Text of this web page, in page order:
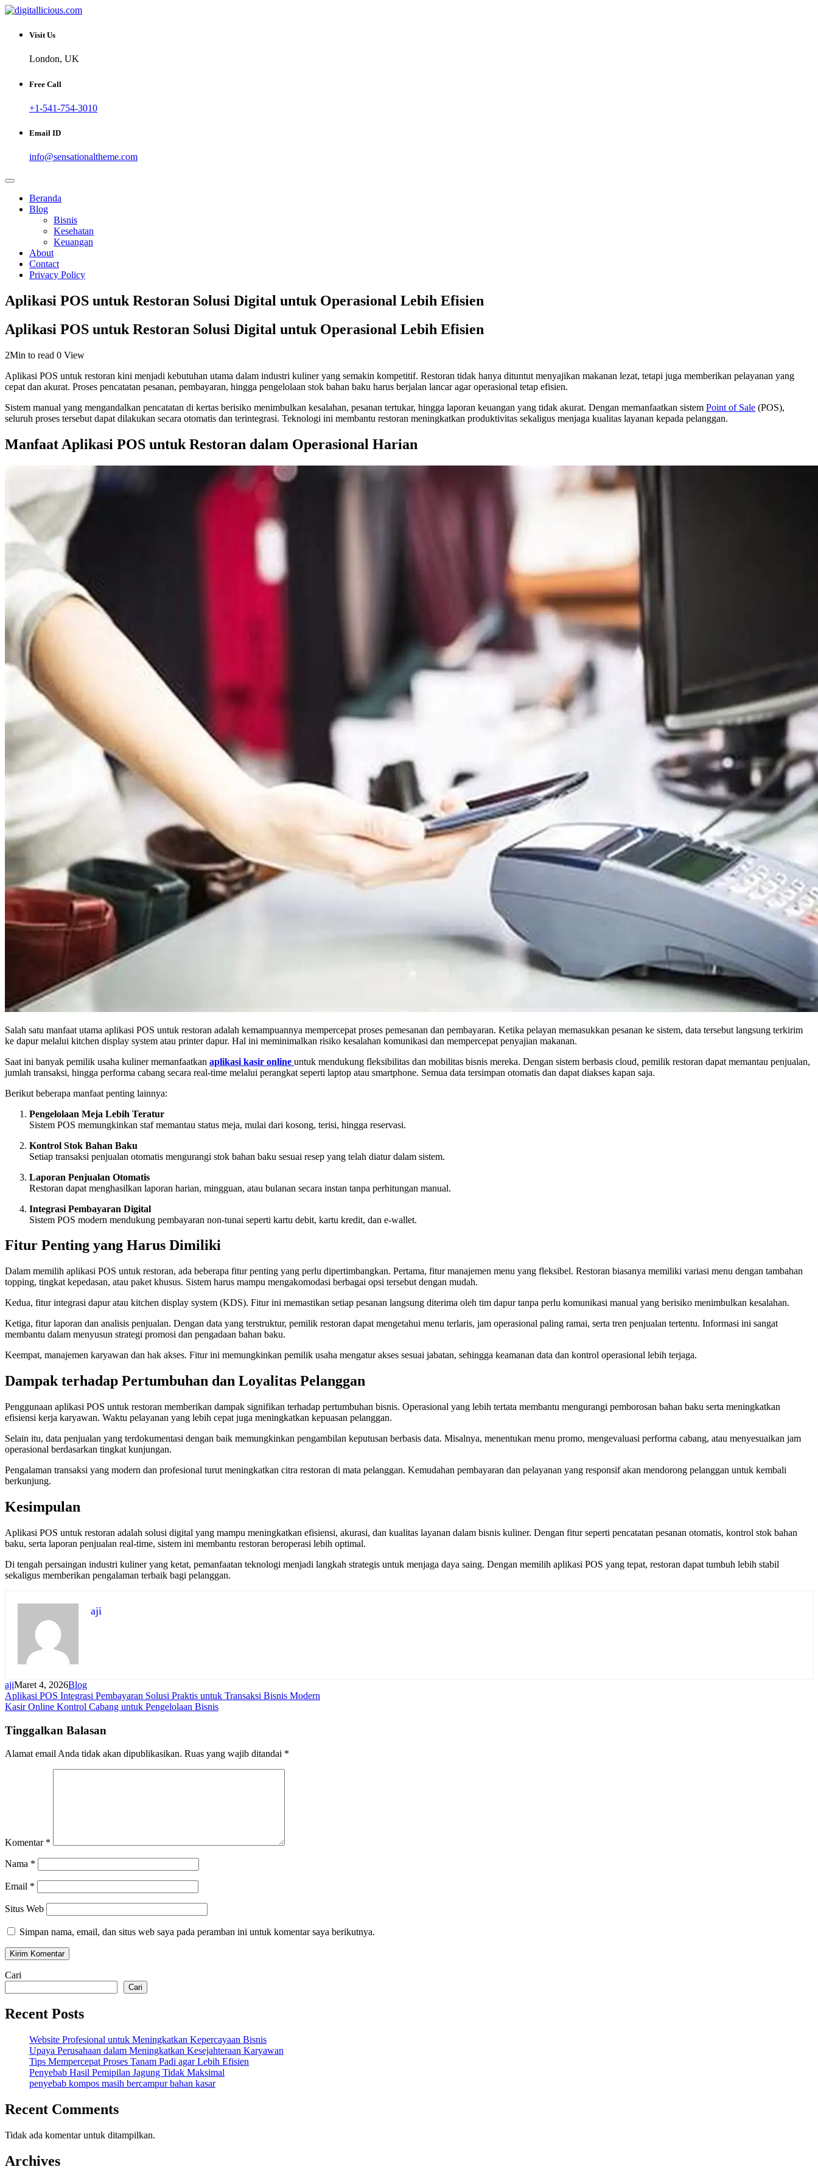
Skip
content
digitallicious.com
Sharing Digital Information
Visit Us
London, UK
Free Call
+1-541-754-3010
Email ID
info@sensationaltheme.com
Beranda
Blog
Bisnis
Kesehatan
Keuangan
About
Contact
Privacy Policy
Aplikasi POS untuk Restoran Solusi Digital untuk Operasional Lebih Efisien
Aplikasi POS untuk Restoran Solusi Digital untuk Operasional Lebih Efisien
2Min to read 0 View
Aplikasi POS untuk restoran kini menjadi kebutuhan utama dalam industri kuliner yang semakin kompetitif. Restoran tidak hanya dituntut menyajikan makanan lezat, tetapi juga memberikan pelayanan yang
cepat dan akurat. Proses pencatatan pesanan, pembayaran, hingga pengelolaan stok bahan baku harus berjalan lancar agar operasional tetap efisien.
Sistem manual yang mengandalkan pencatatan di kertas berisiko menimbulkan kesalahan, pesanan tertukar, hingga laporan keuangan yang tidak akurat. Dengan memanfaatkan sistem Point of Sale (POS),
seluruh proses tersebut dapat dilakukan secara otomatis dan terintegrasi. Teknologi ini membantu restoran meningkatkan produktivitas sekaligus menjaga kualitas layanan kepada pelanggan.
Manfaat Aplikasi POS untuk Restoran dalam Operasional Harian
Salah satu manfaat utama aplikasi POS untuk restoran adalah kemampuannya mempercepat proses pemesanan dan pembayaran. Ketika pelayan memasukkan pesanan ke sistem, data tersebut langsung terkirim
ke dapur melalui kitchen display system atau printer dapur. Hal ini meminimalkan risiko kesalahan komunikasi dan mempercepat penyajian makanan.
Saat ini banyak pemilik usaha kuliner memanfaatkan aplikasi kasir online untuk mendukung fleksibilitas dan mobilitas bisnis mereka. Dengan sistem berbasis cloud, pemilik restoran dapat memantau penjualan,
jumlah transaksi, hingga performa cabang secara real-time melalui perangkat seperti laptop atau smartphone. Semua data tersimpan otomatis dan dapat diakses kapan saja.
Berikut beberapa manfaat penting lainnya:
Pengelolaan Meja Lebih Teratur
Sistem POS memungkinkan staf memantau status meja, mulai dari kosong, terisi, hingga reservasi.
Kontrol Stok Bahan Baku
Setiap transaksi penjualan otomatis mengurangi stok bahan baku sesuai resep yang telah diatur dalam sistem.
Laporan Penjualan Otomatis
Restoran dapat menghasilkan laporan harian, mingguan, atau bulanan secara instan tanpa perhitungan manual.
Integrasi Pembayaran Digital
Sistem POS modern mendukung pembayaran non-tunai seperti kartu debit, kartu kredit, dan e-wallet.
Fitur Penting yang Harus Dimiliki
Dalam memilih aplikasi POS untuk restoran, ada beberapa fitur penting yang perlu dipertimbangkan. Pertama, fitur manajemen menu yang fleksibel. Restoran biasanya memiliki variasi menu dengan tambahan
topping, tingkat kepedasan, atau paket khusus. Sistem harus mampu mengakomodasi berbagai opsi tersebut dengan mudah.
Kedua, fitur integrasi dapur atau kitchen display system (KDS). Fitur ini memastikan setiap pesanan langsung diterima oleh tim dapur tanpa perlu komunikasi manual yang berisiko menimbulkan kesalahan.
Ketiga, fitur laporan dan analisis penjualan. Dengan data yang terstruktur, pemilik restoran dapat mengetahui menu terlaris, jam operasional paling ramai, serta tren penjualan tertentu. Informasi ini sangat
membantu dalam menyusun strategi promosi dan pengadaan bahan baku.
Keempat, manajemen karyawan dan hak akses. Fitur ini memungkinkan pemilik usaha mengatur akses sesuai jabatan, sehingga keamanan data dan kontrol operasional lebih terjaga.
Dampak terhadap Pertumbuhan dan Loyalitas Pelanggan
Penggunaan aplikasi POS untuk restoran memberikan dampak signifikan terhadap pertumbuhan bisnis. Operasional yang lebih tertata membantu mengurangi pemborosan bahan baku serta meningkatkan
efisiensi kerja karyawan. Waktu pelayanan yang lebih cepat juga meningkatkan kepuasan pelanggan.
Selain itu, data penjualan yang terdokumentasi dengan baik memungkinkan pengambilan keputusan berbasis data. Misalnya, menentukan menu promo, mengevaluasi performa cabang, atau menyesuaikan jam
operasional berdasarkan tingkat kunjungan.
Pengalaman transaksi yang modern dan profesional turut meningkatkan citra restoran di mata pelanggan. Kemudahan pembayaran dan pelayanan yang responsif akan mendorong pelanggan untuk kembali
berkunjung.
Kesimpulan
Aplikasi POS untuk restoran adalah solusi digital yang mampu meningkatkan efisiensi, akurasi, dan kualitas layanan dalam bisnis kuliner. Dengan fitur seperti pencatatan pesanan otomatis, kontrol stok bahan
baku, serta laporan penjualan real-time, sistem ini membantu restoran beroperasi lebih optimal.
Di tengah persaingan industri kuliner yang ketat, pemanfaatan teknologi menjadi langkah strategis untuk menjaga daya saing. Dengan memilih aplikasi POS yang tepat, restoran dapat tumbuh lebih stabil
sekaligus memberikan pengalaman terbaik bagi pelanggan.
aji
ajiMaret 4, 2026Blog
Navigasi
pos
Aplikasi POS Integrasi Pembayaran Solusi Praktis untuk Transaksi Bisnis Modern
Kasir Online Kontrol Cabang untuk Pengelolaan Bisnis
Tinggalkan Balasan
Alamat email Anda tidak akan dipublikasikan. Ruas yang wajib ditandai *
Komentar *
Nama *
Email *
Situs Web
Simpan nama, email, dan situs web saya pada peramban ini untuk komentar saya berikutnya.
Cari
Cari
Recent Posts
Website Profesional untuk Meningkatkan Kepercayaan Bisnis
Upaya Perusahaan dalam Meningkatkan Kesejahteraan Karyawan
Tips Mempercepat Proses Tanam Padi agar Lebih Efisien
Penyebab Hasil Pemipilan Jagung Tidak Maksimal
penyebab kompos masih bercampur bahan kasar
Recent Comments
Tidak ada komentar untuk ditampilkan.
Archives